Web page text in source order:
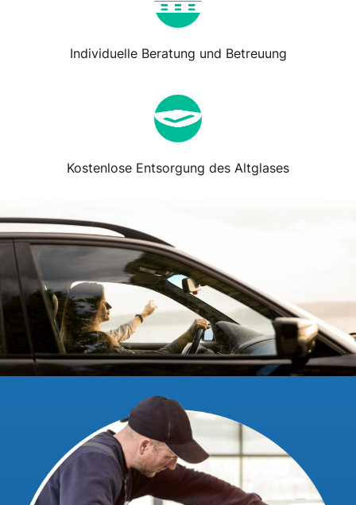
Individuelle Beratung und Betreuung
Kostenlose Entsorgung des Altglases